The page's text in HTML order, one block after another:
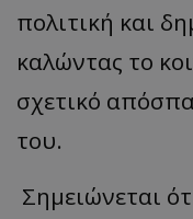
πολιτική και
καλώντας το
σχετικό
του.
Σημειώνεται